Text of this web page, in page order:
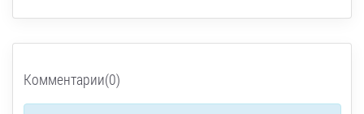
Комментарии(0)